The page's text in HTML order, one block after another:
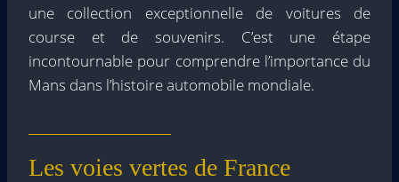
une collection exceptionnelle de voitures de
course et de souvenirs. C’est une étape
incontournable pour comprendre l’importance du
Mans dans l’histoire automobile mondiale.
Les voies vertes de France